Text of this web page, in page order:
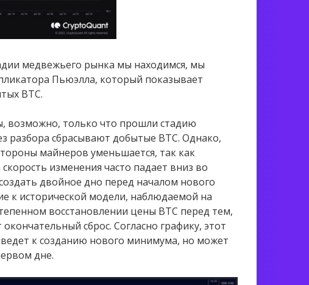
медвежьего рынка мы находимся, мы
Пьюэлла, который показывает
BTC.
возможно, только что прошли стадию
разбора сбрасывают добытые BTC. Однако,
майнеров уменьшается, так как
изменения часто падает вниз во
двойное дно перед началом нового
к исторической модели, наблюдаемой на
восстановлении цены BTC перед тем,
сброс. Согласно графику, этот
к созданию нового минимума, но может
дне.